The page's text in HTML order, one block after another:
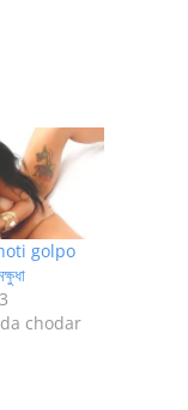
golpo
chodar